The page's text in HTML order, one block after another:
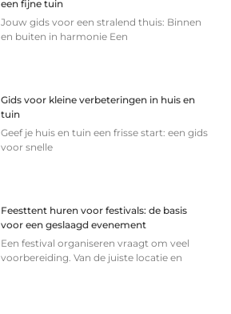
een fijne tuin
Jouw gids voor een stralend thuis: Binnen
en buiten in harmonie Een
Gids voor kleine verbeteringen in huis en
tuin
Geef je huis en tuin een frisse start: een gids
voor snelle
Feesttent huren voor festivals: de basis
voor een geslaagd evenement
Een festival organiseren vraagt om veel
voorbereiding. Van de juiste locatie en